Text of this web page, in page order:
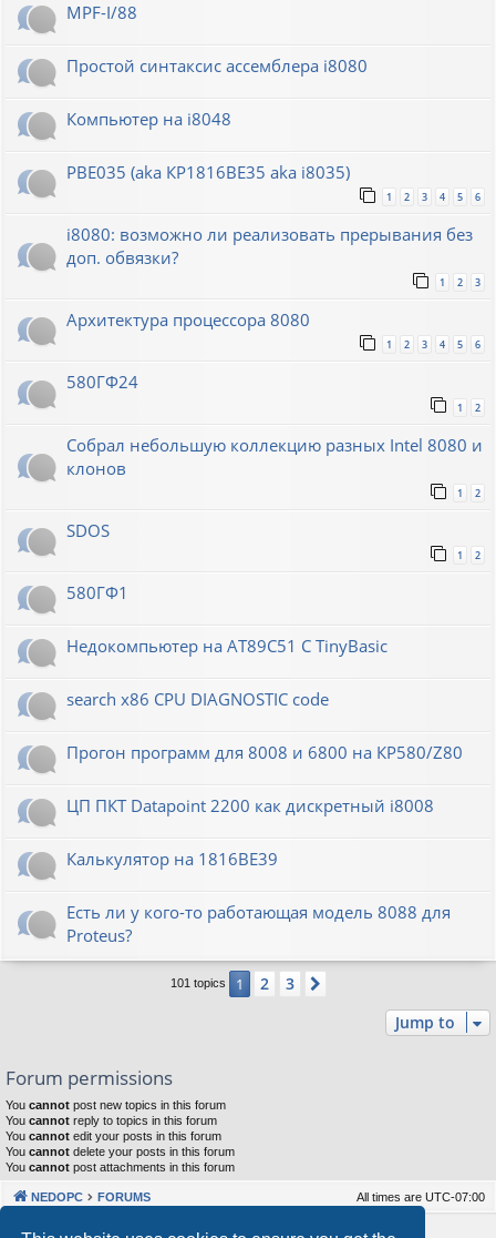
MPF-I/88
Простой синтаксис ассемблера i8080
Компьютер на i8048
РВЕ035 (aka КР1816ВЕ35 aka i8035)
1 2 3 4 5 6
i8080: возможно ли реализовать прерывания без
доп. обвязки?
1 2 3
Архитектура процессора 8080
1 2 3 4 5 6
580ГФ24
1 2
Собрал небольшую коллекцию разных Intel 8080 и
клонов
1 2
SDOS
1 2
580ГФ1
Недокомпьютер на AT89C51 C TinyBasic
search x86 CPU DIAGNOSTIC code
Прогон программ для 8008 и 6800 на КР580/Z80
ЦП ПКТ Datapoint 2200 как дискретный i8008
Калькулятор на 1816ВЕ39
Есть ли у кого-то работающая модель 8088 для
Proteus?
101 topics 1 2 3
Jump to
Forum permissions
You cannot post new topics in this forum
You cannot reply to topics in this forum
You cannot edit your posts in this forum
You cannot delete your posts in this forum
You cannot post attachments in this forum
NEDOPC FORUMS All times are UTC-07:00
Powered byphpBB® Forum Software © phpBB Limited